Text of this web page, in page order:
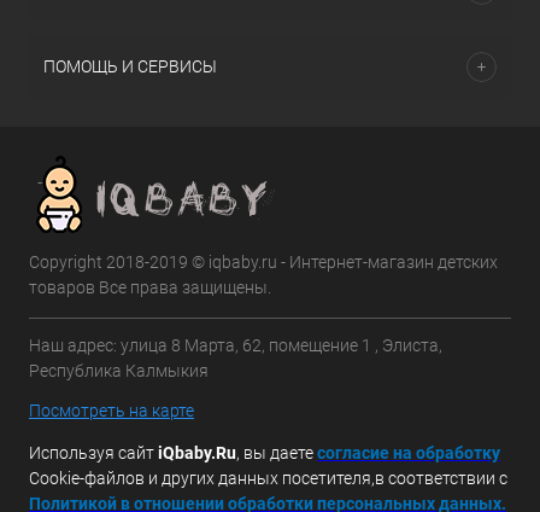
ПОМОЩЬ И СЕРВИСЫ
Copyright 2018-2019 © iqbaby.ru - Интернет-магазин детских
товаров Все права защищены.
Наш адрес: улица 8 Марта, 62, помещение 1 , Элиста,
Республика Калмыкия
Посмотреть на карте
Используя сайтiQbaby.Ru, вы даетесогласие на обработку
Cookie-файлов и других данных посетителя,в соответствии с
Политикой в отношении обработки персональных данных.